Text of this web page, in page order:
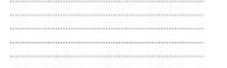
니다. 컬렉터도 아니면서 저건 좀 오버 ^^; 다 팔면 얼마 할까요?
(DSLR하나 사려나?)